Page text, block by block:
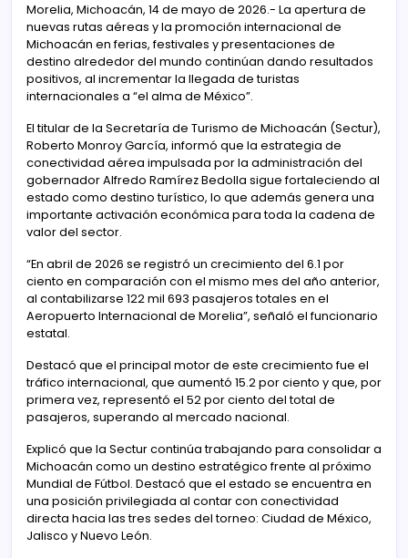
Morelia, Michoacán, 14 de mayo de 2026.- La apertura de
nuevas rutas aéreas y la promoción internacional de
Michoacán en ferias, festivales y presentaciones de
destino alrededor del mundo continúan dando resultados
positivos, al incrementar la llegada de turistas
internacionales a “el alma de México”.
El titular de la Secretaría de Turismo de Michoacán (Sectur),
Roberto Monroy García, informó que la estrategia de
conectividad aérea impulsada por la administración del
gobernador Alfredo Ramírez Bedolla sigue fortaleciendo al
estado como destino turístico, lo que además genera una
importante activación económica para toda la cadena de
valor del sector.
“En abril de 2026 se registró un crecimiento del 6.1 por
ciento en comparación con el mismo mes del año anterior,
al contabilizarse 122 mil 693 pasajeros totales en el
Aeropuerto Internacional de Morelia”, señaló el funcionario
estatal.
Destacó que el principal motor de este crecimiento fue el
tráfico internacional, que aumentó 15.2 por ciento y que, por
primera vez, representó el 52 por ciento del total de
pasajeros, superando al mercado nacional.
Explicó que la Sectur continúa trabajando para consolidar a
Michoacán como un destino estratégico frente al próximo
Mundial de Fútbol. Destacó que el estado se encuentra en
una posición privilegiada al contar con conectividad
directa hacia las tres sedes del torneo: Ciudad de México,
Jalisco y Nuevo León.